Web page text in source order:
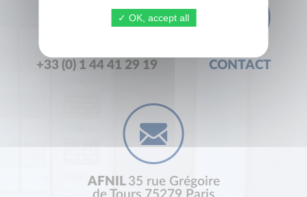
+33 (0) 1 44 41 29 19 CONTACT
AFNIL 35 rue Grégoire
OK, accept all